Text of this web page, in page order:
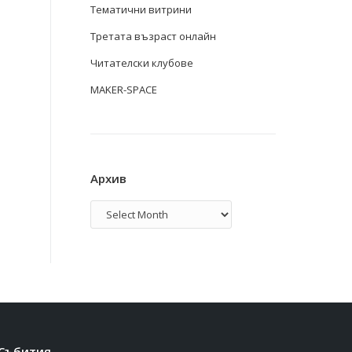
Тематични витрини
Третата възраст онлайн
Читателски клубове
MAKER-SPACE
Архив
Архив